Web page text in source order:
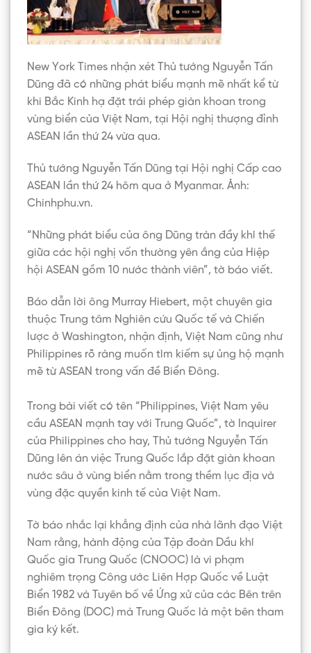
New York Times nhận xét Thủ tướng Nguyễn Tấn
Dũng đã có những phát biểu mạnh mẽ nhất kể từ
khi Bắc Kinh hạ đặt trái phép giàn khoan trong
vùng biển của Việt Nam, tại Hội nghị thượng đỉnh
ASEAN lần thứ 24 vừa qua.
Thủ tướng Nguyễn Tấn Dũng tại Hội nghị Cấp cao
ASEAN lần thứ 24 hôm qua ở Myanmar. Ảnh:
Chinhphu.vn.
“Những phát biểu của ông Dũng tràn đầy khí thế
giữa các hội nghị vốn thường yên ắng của Hiệp
hội ASEAN gồm 10 nước thành viên”, tờ báo viết.
Báo dẫn lời ông Murray Hiebert, một chuyên gia
thuộc Trung tâm Nghiên cứu Quốc tế và Chiến
lược ở Washington, nhận định, Việt Nam cũng như
Philippines rõ ràng muốn tìm kiếm sự ủng hộ mạnh
mẽ từ ASEAN trong vấn đề Biển Đông.
Trong bài viết có tên “Philippines, Việt Nam yêu
cầu ASEAN mạnh tay với Trung Quốc”, tờ Inquirer
của Philippines cho hay, Thủ tướng Nguyễn Tấn
Dũng lên án việc Trung Quốc lắp đặt giàn khoan
nước sâu ở vùng biển nằm trong thềm lục địa và
vùng đặc quyền kinh tế của Việt Nam.
Tờ báo nhắc lại khẳng định của nhà lãnh đạo Việt
Nam rằng, hành động của Tập đoàn Dầu khí
Quốc gia Trung Quốc (CNOOC) là vi phạm
nghiêm trọng Công ước Liên Hợp Quốc về Luật
Biển 1982 và Tuyên bố về Ứng xử của các Bên trên
Biển Đông (DOC) mà Trung Quốc là một bên tham
gia ký kết.